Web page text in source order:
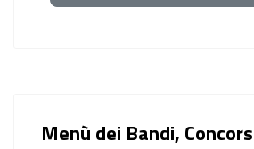
Menù dei Bandi,